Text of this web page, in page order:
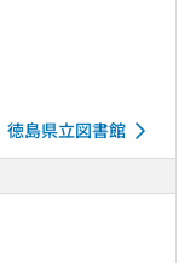
徳島県立図書館